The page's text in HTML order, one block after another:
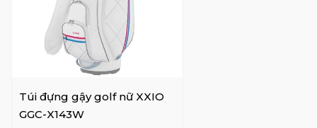
Túi đựng gậy golf nữ XXIO
GGC-X143W